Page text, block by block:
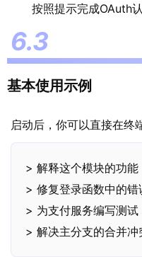
按照提示完成OAuth
基本使用示例
启动后，你可以直接在终
> 解释这个模块的功能
> 修复登录函数中的错
> 为支付服务编写测试
> 解决主分支的合并冲